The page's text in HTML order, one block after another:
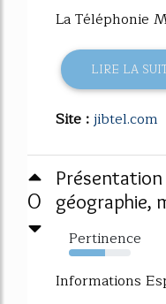
La Téléphonie
LIRE LA
Site :jibtel.com
0
Présentation
géographie,
Pertinence
59%
Informations